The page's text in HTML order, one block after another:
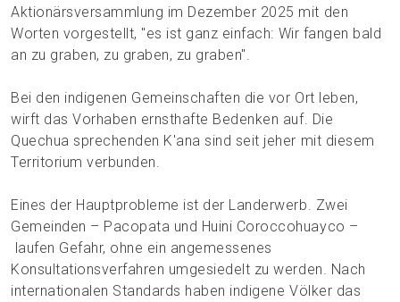
Aktionärsversammlung im Dezember 2025 mit den
Worten vorgestellt, "es ist ganz einfach: Wir fangen bald
an zu graben, zu graben, zu graben".
Bei den indigenen Gemeinschaften die vor Ort leben,
wirft das Vorhaben ernsthafte Bedenken auf. Die
Quechua sprechenden K'ana sind seit jeher mit diesem
Territorium verbunden.
Eines der Hauptprobleme ist der Landerwerb. Zwei
Gemeinden – Pacopata und Huini Coroccohuayco –
laufen Gefahr, ohne ein angemessenes
Konsultationsverfahren umgesiedelt zu werden. Nach
internationalen Standards haben indigene Völker das